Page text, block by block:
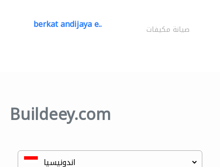
berkat andijaya e.. صيانة مكيفات
Buildeey.com